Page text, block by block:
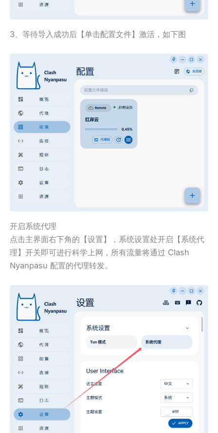
3、等待导入成功后【单击配置文件】激活，如下图
开启系统代理
点击主界面右下角的【设置】，系统设置处开启【系统代
理】开关即可进行科学上网，所有流量将通过 Clash
Nyanpasu 配置的代理转发。